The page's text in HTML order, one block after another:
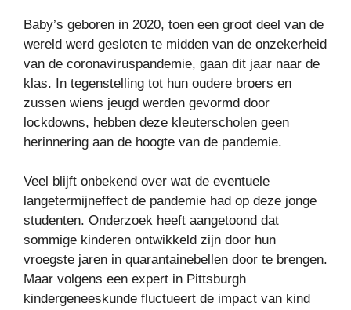
Baby’s geboren in 2020, toen een groot deel van de
wereld werd gesloten te midden van de onzekerheid
van de coronaviruspandemie, gaan dit jaar naar de
klas. In tegenstelling tot hun oudere broers en
zussen wiens jeugd werden gevormd door
lockdowns, hebben deze kleuterscholen geen
herinnering aan de hoogte van de pandemie.
Veel blijft onbekend over wat de eventuele
langetermijneffect de pandemie had op deze jonge
studenten. Onderzoek heeft aangetoond dat
sommige kinderen ontwikkeld zijn door hun
vroegste jaren in quarantainebellen door te brengen.
Maar volgens een expert in Pittsburgh
kindergeneeskunde fluctueert de impact van kind